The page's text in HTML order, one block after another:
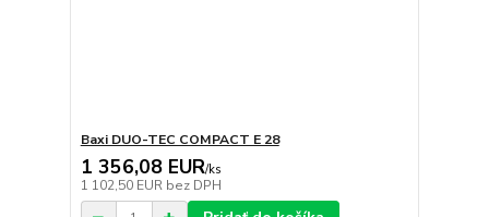
Baxi DUO-TEC COMPACT E 28
1 356,08 EUR/ks
1 102,50 EUR bez DPH